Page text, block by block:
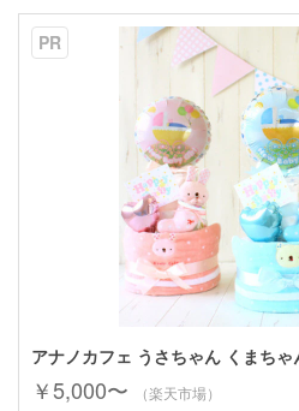
PR
アナノカフェ うさちゃん くまち
￥5,000〜 （楽天市場）